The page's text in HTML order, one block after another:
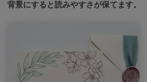
背景にすると読みやすさが保てます。